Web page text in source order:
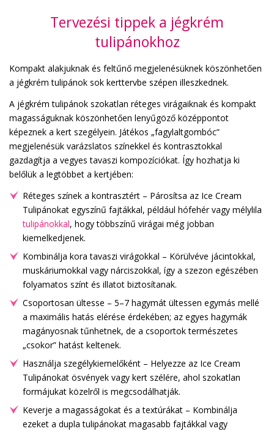
Tervezési tippek a jégkrém
tulipánokhoz
Kompakt alakjuknak és feltűnő megjelenésüknek köszönhetően
a jégkrém tulipánok sok kerttervbe szépen illeszkednek.
A jégkrém tulipánok szokatlan réteges virágaiknak és kompakt
magasságuknak köszönhetően lenyűgöző középpontot
képeznek a kert szegélyein. Játékos „fagylaltgombóc”
megjelenésük varázslatos színekkel és kontrasztokkal
gazdagítja a vegyes tavaszi kompozíciókat. Így hozhatja ki
belőlük a legtöbbet a kertjében:
Réteges színek a kontrasztért – Párosítsa az Ice Cream
Tulipánokat egyszínű fajtákkal, például hófehér vagy mélylila
tulipánokkal, hogy többszínű virágai még jobban
kiemelkedjenek.
Kombinálja kora tavaszi virágokkal – Körülvéve jácintokkal,
muskáriumokkal vagy nárciszokkal, így a szezon egészében
folyamatos színt és illatot biztosítanak.
Csoportosan ültesse – 5–7 hagymát ültessen egymás mellé
a maximális hatás elérése érdekében; az egyes hagymák
magányosnak tűnhetnek, de a csoportok természetes
„csokor” hatást keltenek.
Használja szegélykiemelőként – Helyezze az Ice Cream
Tulipánokat ösvények vagy kert szélére, ahol szokatlan
formájukat közelről is megcsodálhatják.
Keverje a magasságokat és a textúrákat – Kombinálja
ezeket a dupla tulipánokat magasabb fajtákkal vagy